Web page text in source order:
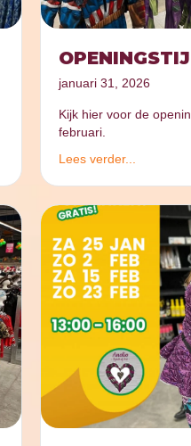
januari 31, 2026
Kijk hier voor de
februari.
Lees verder...